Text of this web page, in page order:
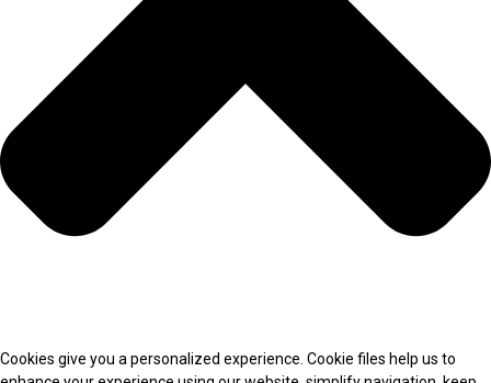
Cookies give you a personalized experience. Cookie files help us to